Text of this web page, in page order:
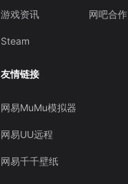
游戏资讯
Steam
网吧合作
友情链接
网易MuMu模拟器
网易UU远程
网易千千壁纸